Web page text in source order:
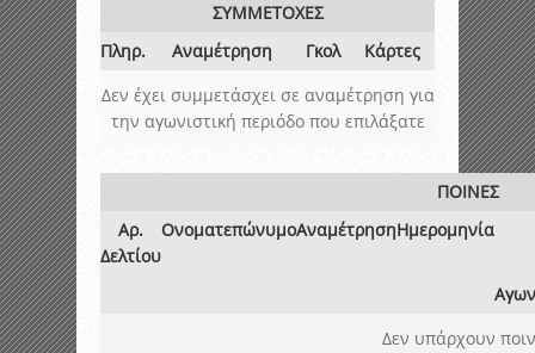
ΣΥΜΜΕΤΟΧΕΣ
Πληρ.
Αναμέτρηση Γκολ
Κάρτες
Δεν έχει συμμετάσχει σε αναμέτρηση για
την αγωνιστική περιόδο που επιλάξατε
ΠΟΙΝΕΣ
Αρ.
Δελτίου
ΟνοματεπώνυμοΑναμέτρησηΗμερομηνία
Δεν υπάρχουν